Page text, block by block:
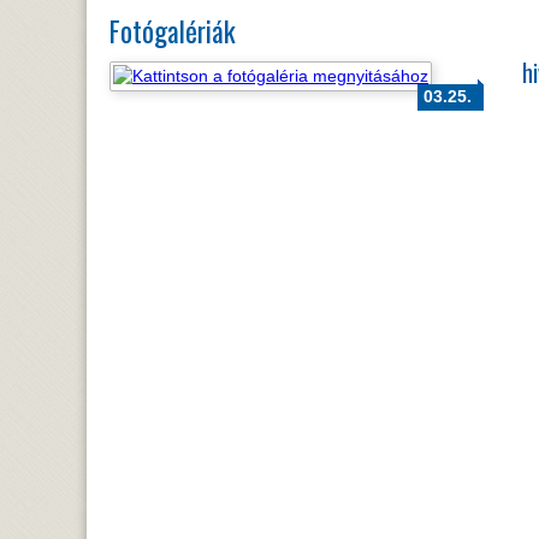
Fotógalériák
03.25.